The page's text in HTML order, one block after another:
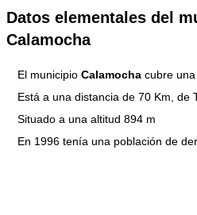
Datos elementales del
Calamocha
El municipio Calamocha cubre
Está a una distancia de 70 Km, de
Situado a una altitud 894 m
En 1996 tenía una población de